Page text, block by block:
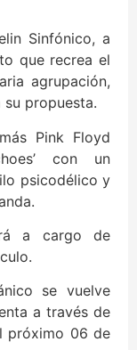
Sinfónico, a
que recrea el
agrupación,
propuesta.
Pink Floyd
con un
psicodélico y
a cargo de
se vuelve
a través de
próximo 06 de